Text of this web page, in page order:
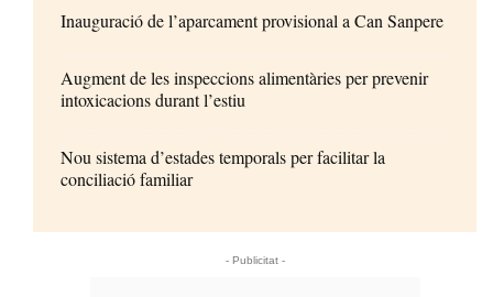
Inauguració de l’aparcament provisional a Can Sanpere
Augment de les inspeccions alimentàries per prevenir
intoxicacions durant l’estiu
Nou sistema d’estades temporals per facilitar la
conciliació familiar
- Publicitat -